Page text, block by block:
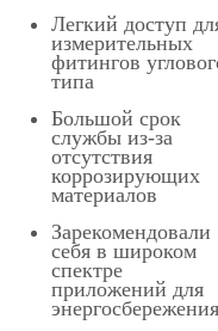
Легкий доступ
измерительных
фитингов
типа
Большой срок
службы из-за
отсутствия
коррозирующих
материалов
Зарекомендовали
себя в широком
спектре
приложений для
энергосбережения